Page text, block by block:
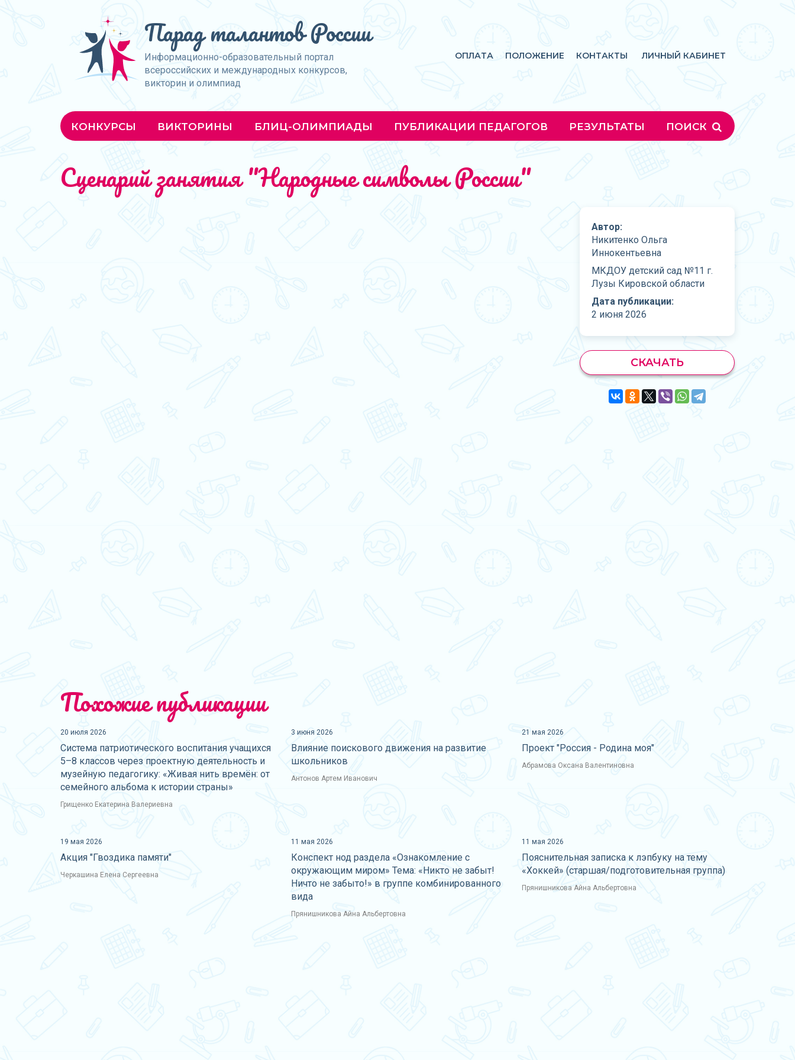
Парад талантов России
Информационно-образовательный портал
всероссийских и международных конкурсов,
викторин и олимпиад
ОПЛАТА ПОЛОЖЕНИЕ КОНТАКТЫ ЛИЧНЫЙ КАБИНЕТ
КОНКУРСЫ ВИКТОРИНЫ БЛИЦ-ОЛИМПИАДЫ ПУБЛИКАЦИИ ПЕДАГОГОВ РЕЗУЛЬТАТЫ ПОИСК
Сценарий занятия "Народные символы России"
Автор:
Никитенко Ольга
Иннокентьевна
МКДОУ детский сад №11 г.
Лузы Кировской области
Дата публикации:
2 июня 2026
СКАЧАТЬ
Похожие публикации
20 июля 2026
Система патриотического воспитания учащихся
5–8 классов через проектную деятельность и
музейную педагогику: «Живая нить времён: от
семейного альбома к истории страны»
Грищенко Екатерина Валериевна
3 июня 2026
Влияние поискового движения на развитие
школьников
Антонов Артем Иванович
21 мая 2026
Проект "Россия - Родина моя"
Абрамова Оксана Валентиновна
19 мая 2026
Акция "Гвоздика памяти"
Черкашина Елена Сергеевна
11 мая 2026
Конспект нод раздела «Ознакомление с
окружающим миром» Тема: «Никто не забыт!
Ничто не забыто!» в группе комбинированного
вида
Прянишникова Айна Альбертовна
11 мая 2026
Пояснительная записка к лэпбуку на тему
«Хоккей» (старшая/подготовительная группа)
Прянишникова Айна Альбертовна